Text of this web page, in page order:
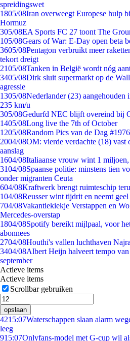
spreidingswet
1805/08Iran overweegt Europese hulp
Hormuz
305/08EA Sports FC 27 toont The
105/08Gears of War: E-Day open beta
3605/08Pentagon verbruikt meer
tekort dreigt
2105/08Tanken in België wordt nóg
3405/08Dirk sluit supermarkt op de
agressie
1305/08Nederlander (23) aangehouden
235 km/u
305/08Gedurfd NEC blijft overeind bij
1405/08Long live the 7th of October
1205/08Random Pics van de Dag #1976
2004/08OM: vierde verdachte (18) vast
aanslag
1604/08Italiaanse vrouw wint 1
3104/08Spaanse politie: minstens tien
onder migranten Ceuta
604/08Kraftwerk brengt ruimteschip
104/08Reusser wint tijdrit en neemt
704/08Vakantiekiekje Verstappen en
Mercedes-overstap
1804/08Spotify bereikt mijlpaal, voor
abonnees
2704/08Houthi's vallen luchthaven
3404/08Albert Heijn halveert tempo
september
Actieve items
Actieve items
Scrollbar gebruiken
opslaan
4215:07Waterschappen slaan alarm
leeg
915:07Onlyfans-model met G-cup wil